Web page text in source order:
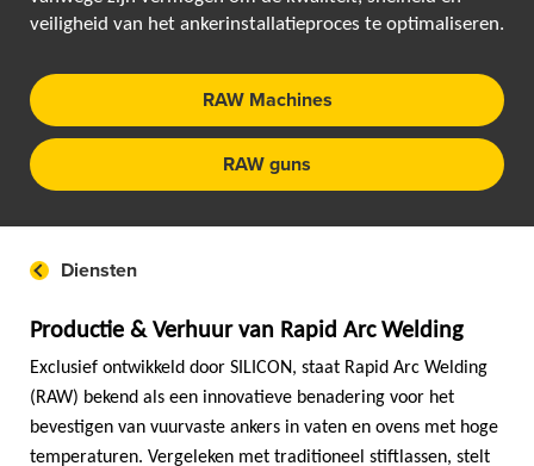
veiligheid van het ankerinstallatieproces te optimaliseren.
RAW Machines
RAW guns
Diensten
Productie & Verhuur van Rapid Arc Welding
Exclusief ontwikkeld door SILICON, staat Rapid Arc Welding
(RAW) bekend als een innovatieve benadering voor het
bevestigen van vuurvaste ankers in vaten en ovens met hoge
temperaturen. Vergeleken met traditioneel stiftlassen, stelt